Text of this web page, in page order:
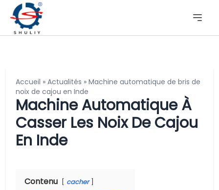
Accueil » Actualités » Machine automatique de bris de
noix de cajou en Inde
Machine Automatique À
Casser Les Noix De Cajou
En Inde
Contenu cacher